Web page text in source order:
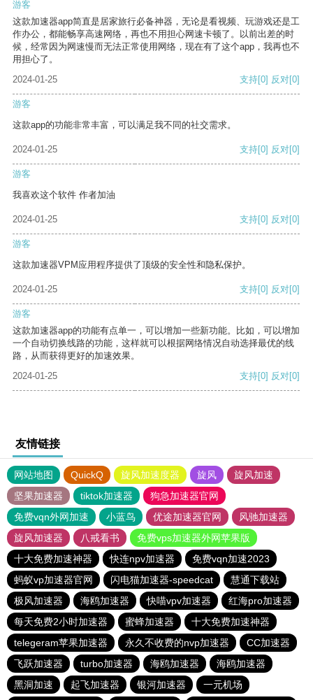
游客
这款加速器app简直是居家旅行必备神器，无论是看视频、玩游戏还是工
作办公，都能畅享高速网络，再也不用担心网速卡顿了。以前出差的时
候，经常因为网速慢而无法正常使用网络，现在有了这个app，我再也不
用担心了。
2024-01-25
支持[0] 反对[0]
游客
这款app的功能非常丰富，可以满足我不同的社交需求。
2024-01-25 支持[0] 反对[0]
游客
我喜欢这个软件 作者加油
2024-01-25 支持[0] 反对[0]
游客
这款加速器VPM应用程序提供了顶级的安全性和隐私保护。
2024-01-25 支持[0] 反对[0]
游客
这款加速器app的功能有点单一，可以增加一些新功能。比如，可以增加
一个自动切换线路的功能，这样就可以根据网络情况自动选择最优的线
路，从而获得更好的加速效果。
2024-01-25
支持[0] 反对[0]
友情链接
网站地图 QuickQ 旋风加速度器 旋风
旋风加速
坚果加速器
tiktok加速器
狗急加速器官网
免费vqn外网加速
小蓝鸟 优途加速器官网
风驰加速器
旋风加速器
八戒看书
免费vps加速器外网苹果版
十大免费加速神器
快连npv加速器
免费vqn加速2023
蚂蚁vp加速器官网
闪电猫加速器-speedcat
慧通下载站
极风加速器
海鸥加速器 快喵vpv加速器
红海pro加速器
每天免费2小时加速器
蜜蜂加速器
十大免费加速神器
telegeram苹果加速器
永久不收费的nvp加速器
CC加速器
飞跃加速器
turbo加速器 海鸥加速器
海鸥加速器
黑洞加速
起飞加速器 银河加速器 一元机场